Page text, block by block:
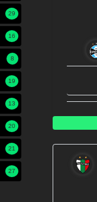
29
16
8
19
13
20
21
27